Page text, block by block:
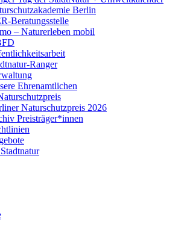
Berlin
Beratungsstelle
– Naturerleben mobil
Ranger
Ehrenamtlichen
Naturschutzpreis 2026
Preisträger*innen